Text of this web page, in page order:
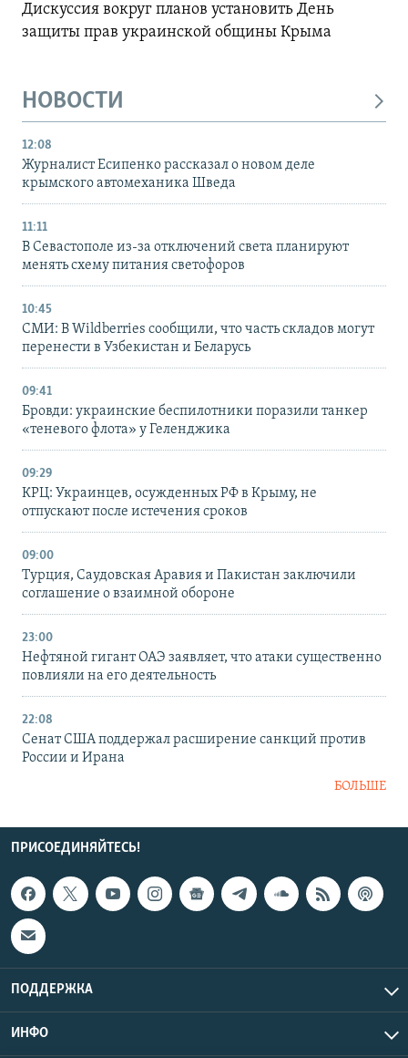
Дискуссия вокруг планов установить День
защиты прав украинской общины Крыма
НОВОСТИ
12:08
Журналист Есипенко рассказал о новом деле
крымского автомеханика Шведа
11:11
В Севастополе из-за отключений света планируют
менять схему питания светофоров
10:45
СМИ: В Wildberries сообщили, что часть складов могут
перенести в Узбекистан и Беларусь
09:41
Бровди: украинские беспилотники поразили танкер
«теневого флота» у Геленджика
09:29
КРЦ: Украинцев, осужденных РФ в Крыму, не
отпускают после истечения сроков
09:00
Турция, Саудовская Аравия и Пакистан заключили
соглашение о взаимной обороне
23:00
Нефтяной гигант ОАЭ заявляет, что атаки существенно
повлияли на его деятельность
22:08
Сенат США поддержал расширение санкций против
России и Ирана
БОЛЬШЕ
ПРИСОЕДИНЯЙТЕСЬ!
ПОДДЕРЖКА
ИНФО